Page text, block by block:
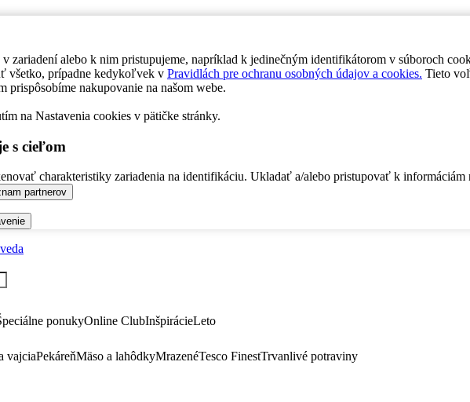
zariadení alebo k nim pristupujeme, napríklad k jedinečným identifikátorom v súboroch
všetko, prípadne kedykoľvek v Pravidlách pre ochranu osobných údajov a cookies. Tieto
prispôsobíme nakupovanie na našom webe.
na Nastavenia cookies v pätičke stránky.
s cieľom
charakteristiky zariadenia na identifikáciu. Ukladať a/alebo pristupovať k informáciám
partnerov
ponukyOnline ClubInšpirácieLeto
vajciaPekáreňMäso a lahôdkyMrazenéTesco FinestTrvanlivé potraviny